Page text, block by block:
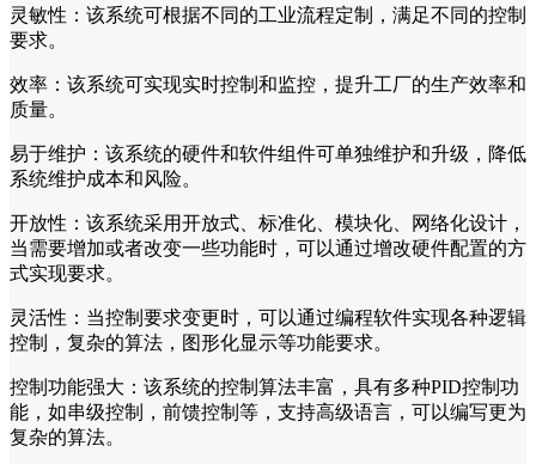
灵敏性：该系统可根据不同的工业流程定制，满足不同的控制
要求。
效率：该系统可实现实时控制和监控，提升工厂的生产效率和
质量。
易于维护：该系统的硬件和软件组件可单独维护和升级，降低
系统维护成本和风险。
开放性：该系统采用开放式、标准化、模块化、网络化设计，
当需要增加或者改变一些功能时，可以通过增改硬件配置的方
式实现要求。
灵活性：当控制要求变更时，可以通过编程软件实现各种逻辑
控制，复杂的算法，图形化显示等功能要求。
控制功能强大：该系统的控制算法丰富，具有多种PID控制功
能，如串级控制，前馈控制等，支持高级语言，可以编写更为
复杂的算法。